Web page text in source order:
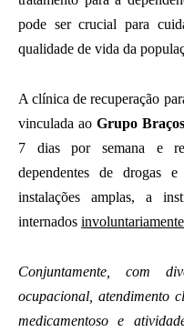
pode ser crucial para
qualidade de vida da
A clínica de recuperação
vinculada ao Grupo
7 dias por semana e
dependentes de drogas
instalações amplas, a
internados involuntariamente
Conjuntamente, com
ocupacional, atendimento
medicamentoso e